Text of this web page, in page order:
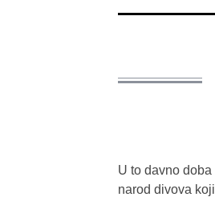
U to davno
narod divova